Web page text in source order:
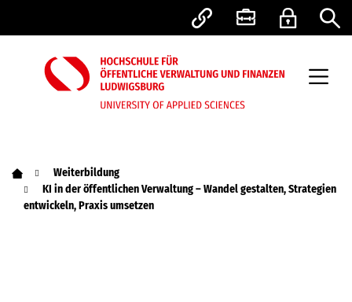
Weiterbildung
KI in der öffentlichen Verwaltung – Wandel gestalten, Strategien
entwickeln, Praxis umsetzen